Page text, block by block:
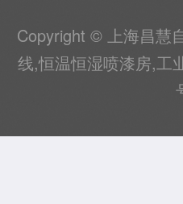
Copyright © 上海昌慧
线,恒温恒湿喷漆房,工